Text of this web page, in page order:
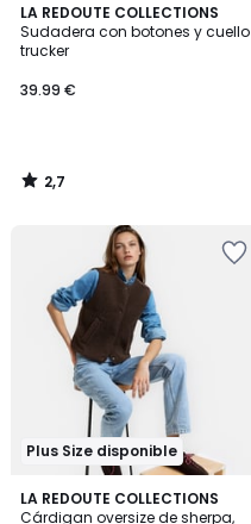
LA REDOUTE COLLECTIONS
Sudadera con botones y cuello
trucker
39.99 €
2,7
/ 5
2,7
/
Plus Size disponible
LA REDOUTE COLLECTIONS
Cárdigan oversize de sherpa,
3,9
/ 5
2